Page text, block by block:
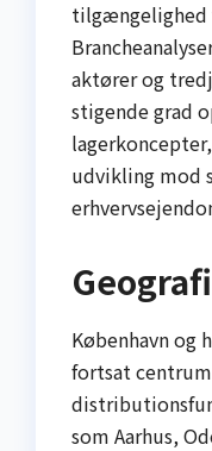
aktører og
stigende grad
udvikling mod
København og
fortsat
som Aarhus,